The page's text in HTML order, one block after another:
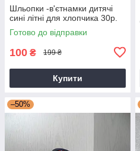
Шльопки -в'єтнамки дитячі
сині літні для хлопчика 30р.
Готово до відправки
100 ₴ 199 ₴
Купити
–50%